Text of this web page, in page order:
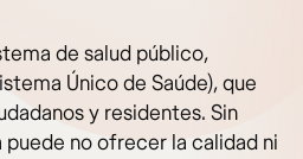
de salud público,
Único de Saúde), que
y residentes. Sin
no ofrecer la calidad ni